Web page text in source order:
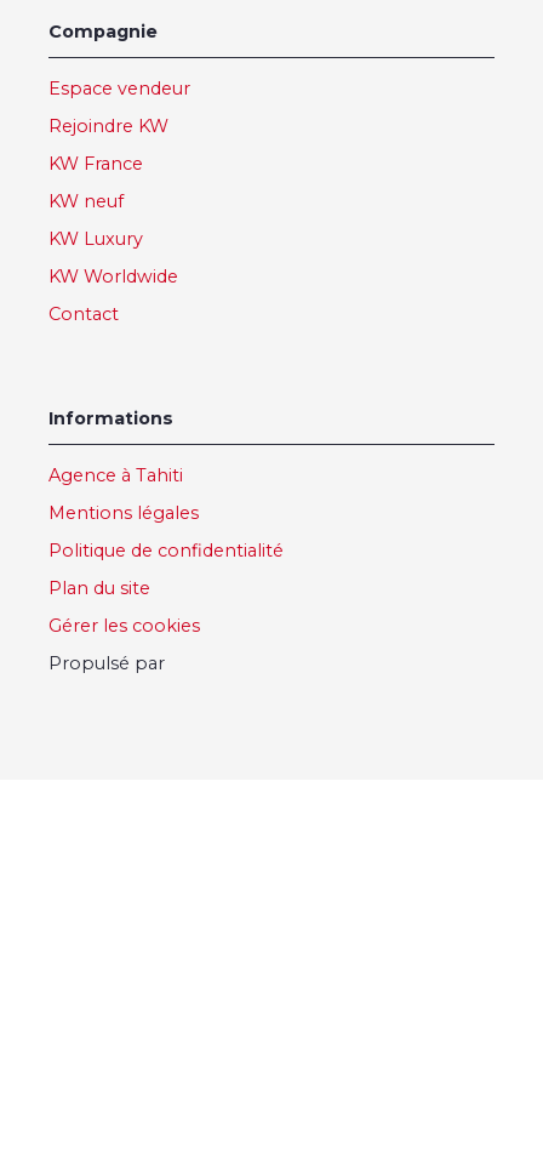
Compagnie
Espace vendeur
Rejoindre KW
KW France
KW neuf
KW Luxury
KW Worldwide
Contact
Informations
Agence à Tahiti
Mentions légales
Politique de confidentialité
Plan du site
Gérer les cookies
Propulsé par